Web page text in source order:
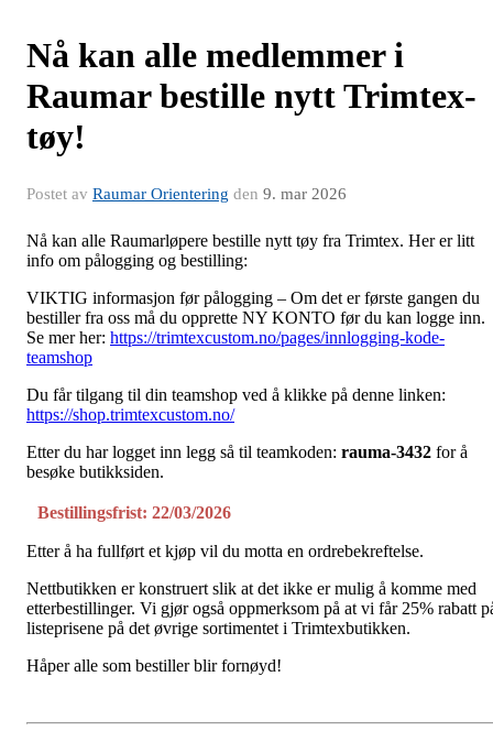
Nå kan alle medlemmer i
Raumar bestille nytt Trimtex-
tøy!
Postet av Raumar Orientering den 9. mar 2026
Nå kan alle Raumarløpere bestille nytt tøy fra Trimtex. Her er litt
info om pålogging og bestilling:
VIKTIG informasjon før pålogging – Om det er første gangen du
bestiller fra oss må du opprette NY KONTO før du kan logge inn.
Se mer her: https://trimtexcustom.no/pages/innlogging-kode-
teamshop
Du får tilgang til din teamshop ved å klikke på denne linken:
https://shop.trimtexcustom.no/
Etter du har logget inn legg så til teamkoden: rauma-3432 for å
besøke butikksiden.
Bestillingsfrist: 22/03/2026
Etter å ha fullført et kjøp vil du motta en ordrebekreftelse.
Nettbutikken er konstruert slik at det ikke er mulig å komme med
etterbestillinger. Vi gjør også oppmerksom på at vi får 25% rabatt
listeprisene på det øvrige sortimentet i Trimtexbutikken.
Håper alle som bestiller blir fornøyd!